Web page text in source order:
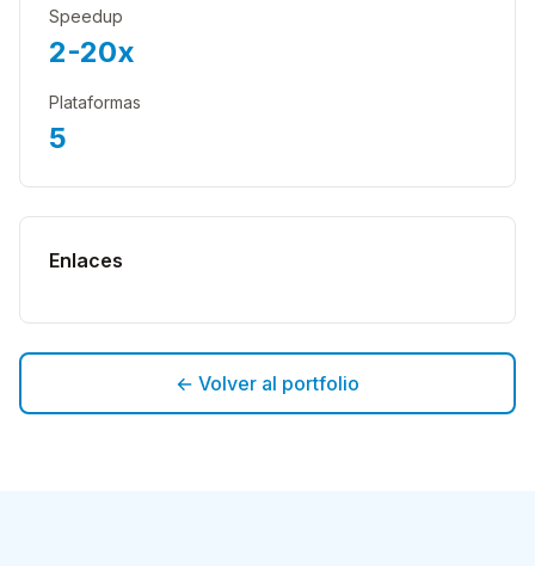
Speedup
2-20x
Plataformas
5
Enlaces
← Volver al portfolio